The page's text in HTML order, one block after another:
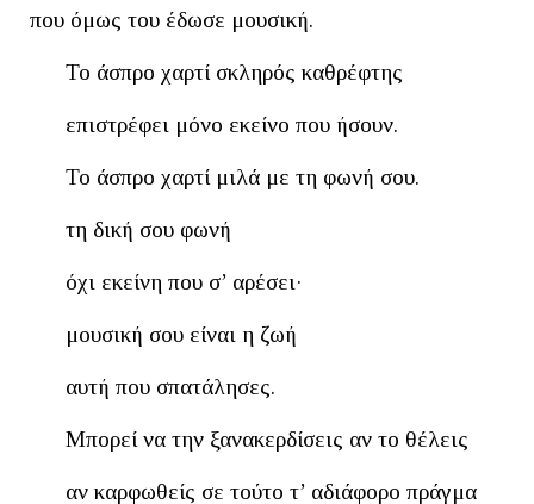
που όμως του έδωσε μουσική.
Το άσπρο χαρτί σκληρός καθρέφτης
επιστρέφει μόνο εκείνο που ήσουν.
Το άσπρο χαρτί μιλά με τη φωνή σου.
τη δική σου φωνή
όχι εκείνη που σ’ αρέσει·
μουσική σου είναι η ζωή
αυτή που σπατάλησες.
Μπορεί να την ξανακερδίσεις αν το θέλεις
αν καρφωθείς σε τούτο τ’ αδιάφορο πράγμα